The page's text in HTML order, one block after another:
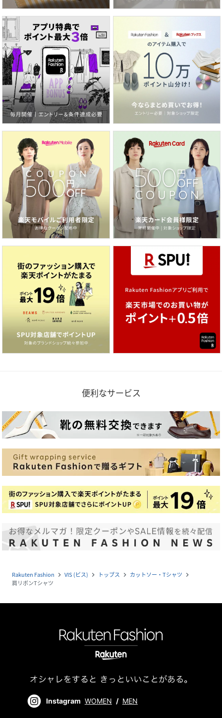
便利なサービス
Rakuten Fashion navigate_next VIS (ビス) navigate_next トップス navigate_next カットソー・Tシャツ navigate_next
肩リボンTシャツ
Instagram WOMEN / MEN